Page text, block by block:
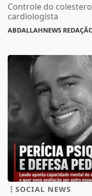
Controle do
cardiologista
ABDALLAHNEWS
SOCIAL NEWS